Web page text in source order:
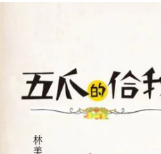
居家生活 3C家電
女裝